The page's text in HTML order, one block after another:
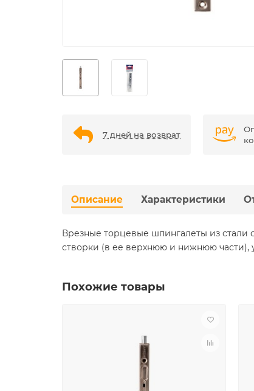
7 дней на возврат
Описание Характеристики
Врезные торцевые шпингалеты из стали
створки (в ее верхнюю и нижнюю части),
Похожие товары